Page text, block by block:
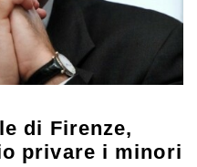
di Firenze,
privare i minori